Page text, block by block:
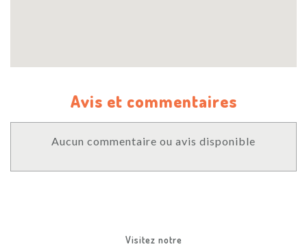
Avis et commentaires
Aucun commentaire ou avis disponible
Visitez notre